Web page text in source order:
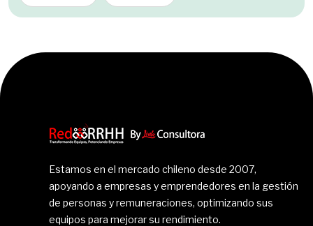
Estamos en el mercado chileno desde 2007,
apoyando a empresas y emprendedores en la gestión
de personas y remuneraciones, optimizando sus
equipos para mejorar su rendimiento.